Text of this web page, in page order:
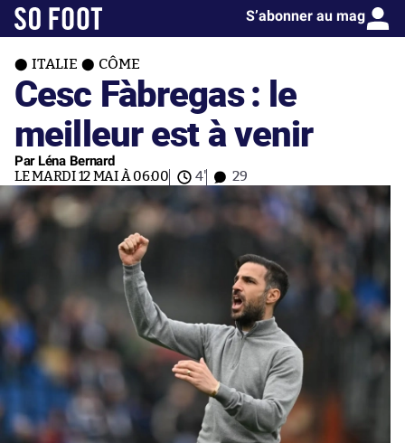
S’abonner au mag
ITALIE CÔME
Cesc Fàbregas : le
meilleur est à venir
Par Léna Bernard
LE MARDI 12 MAI À 06:00 4' 29